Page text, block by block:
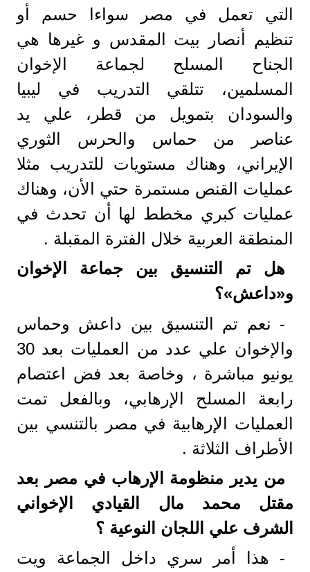
التي تعمل في مصر سواءا حسم أو
تنظيم أنصار بيت المقدس و غيرها هي
الجناح المسلح لجماعة الإخوان
المسلمين، تتلقي التدريب في ليبيا
والسودان بتمويل من قطر، علي يد
عناصر من حماس والحرس الثوري
الإيراني، وهناك مستويات للتدريب مثلا
عمليات القنص مستمرة حتي الأن، وهناك
عمليات كبري مخطط لها أن تحدث في
المنطقة العربية خلال الفترة المقبلة .
هل تم التنسيق بين جماعة الإخوان
و«داعش»؟
- نعم تم التنسيق بين داعش وحماس
والإخوان علي عدد من العمليات بعد 30
يونيو مباشرة ، وخاصة بعد فض اعتصام
رابعة المسلح الإرهابي، وبالفعل تمت
العمليات الإرهابية في مصر بالتنسي بين
الأطراف الثلاثة .
من يدير منظومة الإرهاب في مصر بعد
مقتل محمد مال القيادي الإخواني
الشرف علي اللجان النوعية ؟
- هذا أمر سري داخل الجماعة ويت